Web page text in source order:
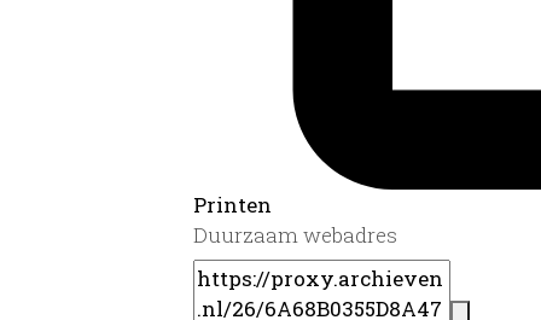
Printen
Duurzaam webadres